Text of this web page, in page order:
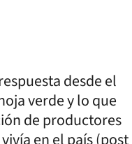
desde el
verde y lo que
de productores